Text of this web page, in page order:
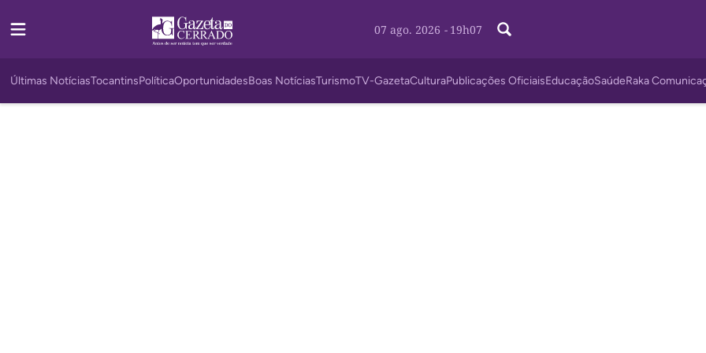
07 ago. 2026 - 19h07
Últimas NotíciasTocantinsPolíticaOportunidadesBoas NotíciasTurismoTV-GazetaCulturaPublicações OficiaisEducaçãoSaúdeRaka